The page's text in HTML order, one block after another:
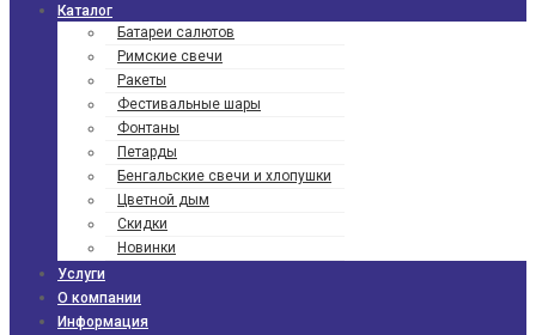
Каталог
Батареи салютов
Римские свечи
Ракеты
Фести­валь­ные шары
Фонтаны
Петарды
Бенгаль­ские свечи и хлопушки
Цветной дым
Скидки
Новинки
Услуги
О компании
Информация